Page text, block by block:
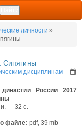
личности »
Сипягины
дисциплинам
России 2017
— 32 с.
файле: pdf, 39 mb